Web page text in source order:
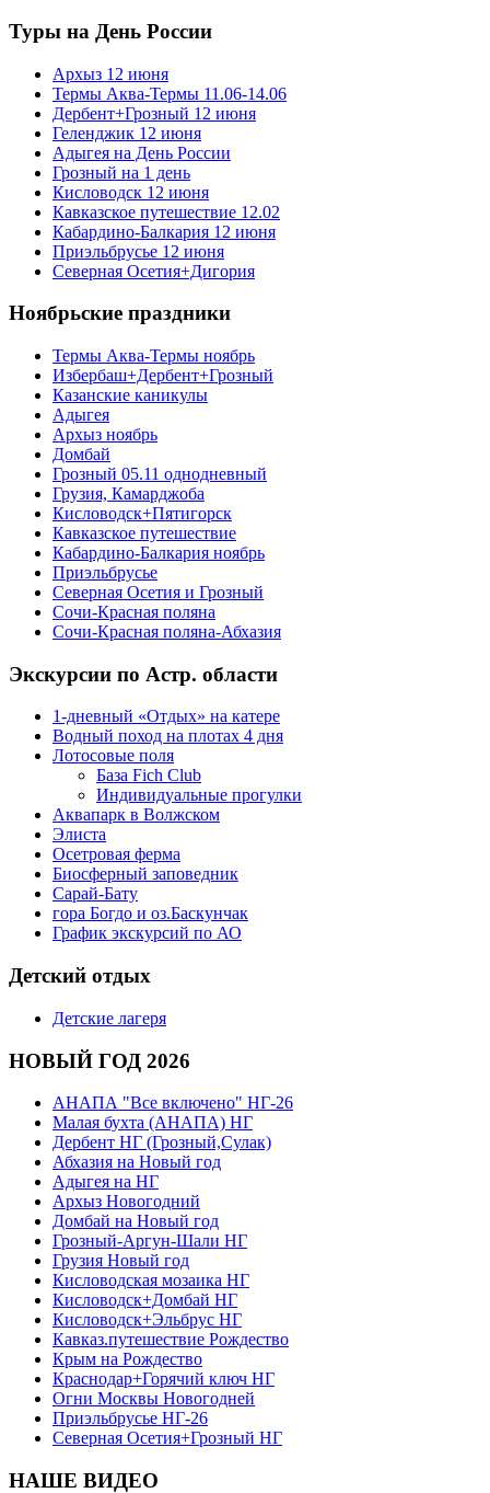
Туры на День России
Архыз 12 июня
Термы Аква-Термы 11.06-14.06
Дербент+Грозный 12 июня
Геленджик 12 июня
Адыгея на День России
Грозный на 1 день
Кисловодск 12 июня
Кавказское путешествие 12.02
Кабардино-Балкария 12 июня
Приэльбрусье 12 июня
Северная Осетия+Дигория
Ноябрьские праздники
Термы Аква-Термы ноябрь
Избербаш+Дербент+Грозный
Казанские каникулы
Адыгея
Архыз ноябрь
Домбай
Грозный 05.11 однодневный
Грузия, Камарджоба
Кисловодск+Пятигорск
Кавказское путешествие
Кабардино-Балкария ноябрь
Приэльбрусье
Северная Осетия и Грозный
Сочи-Красная поляна
Сочи-Красная поляна-Абхазия
Экскурсии по Астр. области
1-дневный «Отдых» на катере
Водный поход на плотах 4 дня
Лотосовые поля
База Fich Club
Индивидуальные прогулки
Аквапарк в Волжском
Элиста
Осетровая ферма
Биосферный заповедник
Сарай-Бату
гора Богдо и оз.Баскунчак
График экскурсий по АО
Детский отдых
Детские лагеря
НОВЫЙ ГОД 2026
АНАПА "Все включено" НГ-26
Малая бухта (АНАПА) НГ
Дербент НГ (Грозный,Сулак)
Абхазия на Новый год
Адыгея на НГ
Архыз Новогодний
Домбай на Новый год
Грозный-Аргун-Шали НГ
Грузия Новый год
Кисловодская мозаика НГ
Кисловодск+Домбай НГ
Кисловодск+Эльбрус НГ
Кавказ.путешествие Рождество
Крым на Рождество
Краснодар+Горячий ключ НГ
Огни Москвы Новогодней
Приэльбрусье НГ-26
Северная Осетия+Грозный НГ
НАШЕ ВИДЕО